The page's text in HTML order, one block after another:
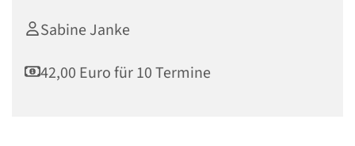
Sabine Janke
42,00 Euro für 10 Termine